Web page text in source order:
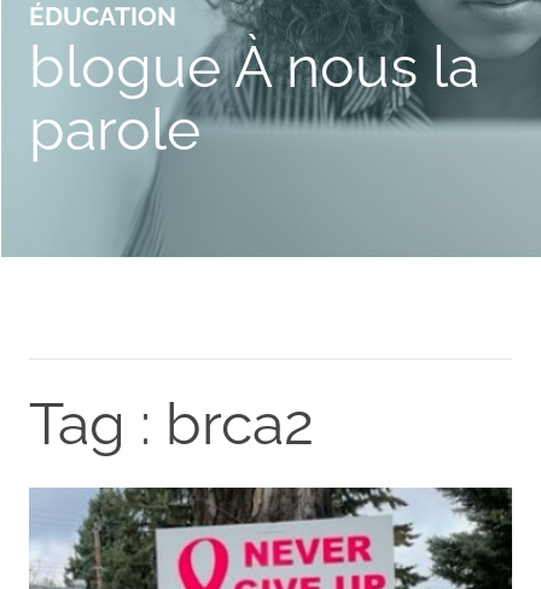
ÉDUCATION
blogue À nous la
parole
Tag : brca2